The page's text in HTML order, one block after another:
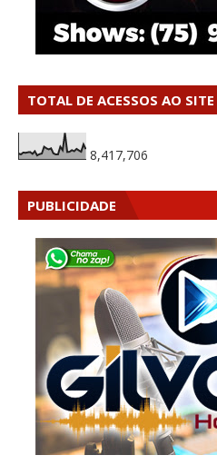
TOTAL DE ACESSOS AO SITE
8,417,706
PUBLICIDADE